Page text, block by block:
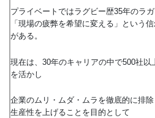
プライベートではラグビー歴35年のラ
「現場の疲弊を希望に変える」という
がある。
現在は、30年のキャリアの中で500社
を活かし
企業のムリ・ムダ・ムラを徹底的に排除
生産性を上げることを目的として